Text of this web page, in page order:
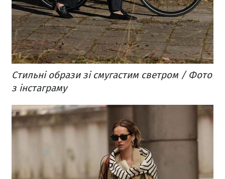
Стильні образи зі смугастим светром / Фото
з інстаграму